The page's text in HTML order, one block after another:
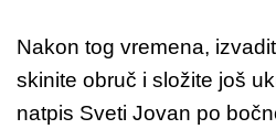
Nakon tog vremena,
skinite obruč i složite još
natpis Sveti Jovan po